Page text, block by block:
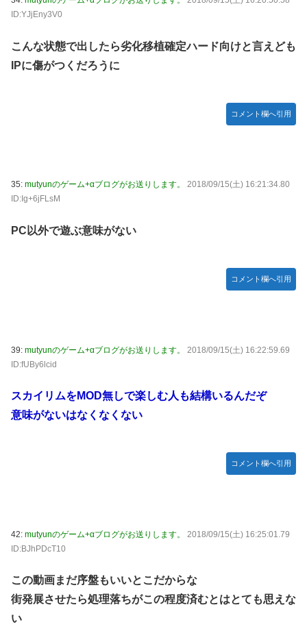
ID:YJjEny3V0
こんな状態で出したら劣化移植確定ハード向けと言えども
IPに傷がつくだろうに
コメント欄へ引用
35: mutyunのゲーム+αブログがお送りします。
2018/09/15(土) 16:21:34.80
ID:Ig+6jFLsM
PC以外で遊ぶ意味がない
コメント欄へ引用
39: mutyunのゲーム+αブログがお送りします。
2018/09/15(土) 16:22:59.69
ID:fUBy6lcid
スカイリムをMOD無しで楽しむ人も結構いるんだぞ
意味がないはなくなくない
コメント欄へ引用
42: mutyunのゲーム+αブログがお送りします。
2018/09/15(土) 16:25:01.79
ID:BJhPDcT10
この動画まだ序盤もいいとこだからな
街発展させたら処理落ちがこの程度済むとはとても思えな
い